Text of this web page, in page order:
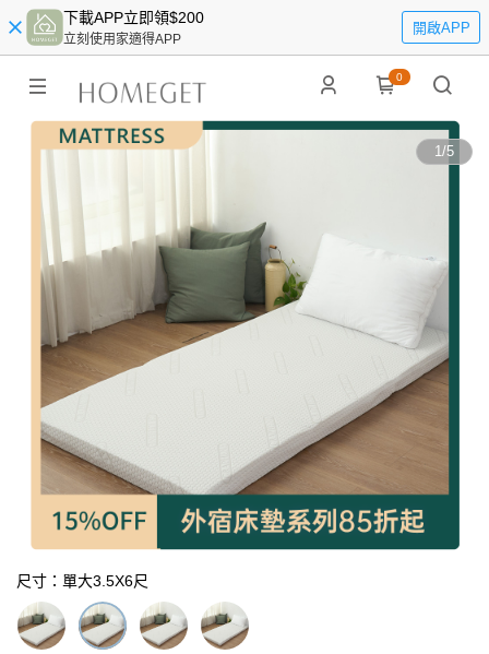
下載APP立即領$200
立刻使用家適得APP
開啟APP
0
1/5
尺寸：單大3.5X6尺